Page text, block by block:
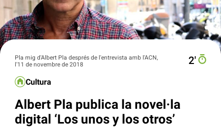
Pla mig d'Albert Pla després de l'entrevista amb l'ACN,
l'11 de novembre de 2018
2′
Cultura
Albert Pla publica la novel·la
digital ‘Los unos y los otros’